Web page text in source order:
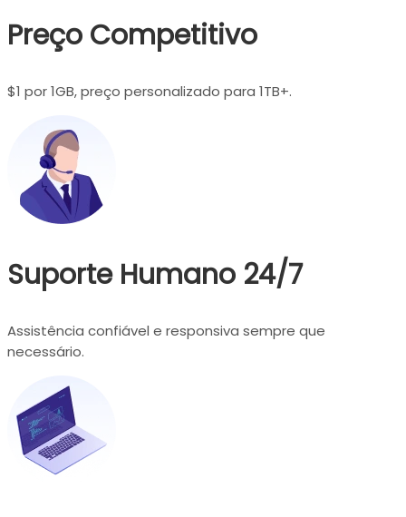
Preço Competitivo
$1 por 1GB, preço personalizado para 1TB+.
Suporte Humano 24/7
Assistência confiável e responsiva sempre que
necessário.